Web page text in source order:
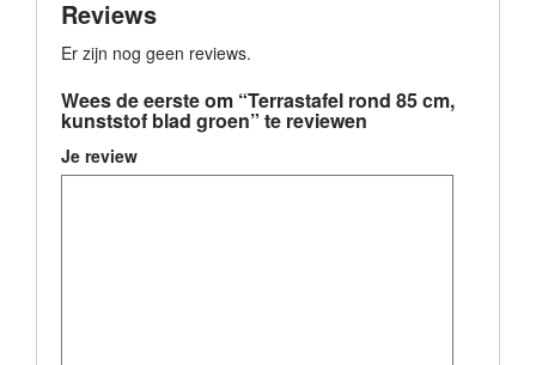
Reviews
Er zijn nog geen reviews.
Wees de eerste om “Terrastafel rond 85 cm,
kunststof blad groen” te reviewen
Je review